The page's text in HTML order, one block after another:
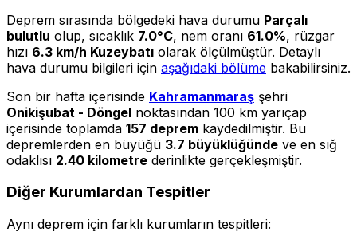
Deprem sırasında bölgedeki hava durumu Parçalı
bulutlu olup, sıcaklık 7.0°C, nem oranı 61.0%, rüzgar
hızı 6.3 km/h Kuzeybatı olarak ölçülmüştür. Detaylı
hava durumu bilgileri için aşağıdaki bölüme bakabilirsiniz.
Son bir hafta içerisinde Kahramanmaraş şehri
Onikişubat - Döngel noktasından 100 km yarıçap
içerisinde toplamda 157 deprem kaydedilmiştir. Bu
depremlerden en büyüğü 3.7 büyüklüğünde ve en sığ
odaklısı 2.40 kilometre derinlikte gerçekleşmiştir.
Diğer Kurumlardan Tespitler
Aynı deprem için farklı kurumların tespitleri: